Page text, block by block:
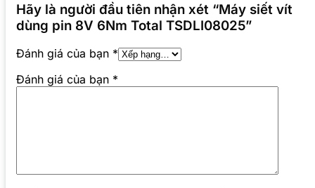
Hãy là người đầu tiên nhận xét “Máy siết vít
dùng pin 8V 6Nm Total TSDLI08025”
Đánh giá của bạn *
Đánh giá của bạn *